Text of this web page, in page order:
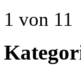
1 von 11